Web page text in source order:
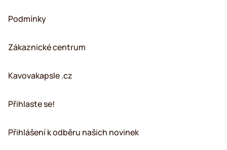
Podmínky
Zákaznické centrum
Kavovakapsle .cz
Přihlaste se!
Přihlášení k odběru našich novinek